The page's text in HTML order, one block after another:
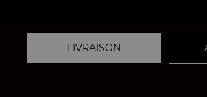
LIVRAISON